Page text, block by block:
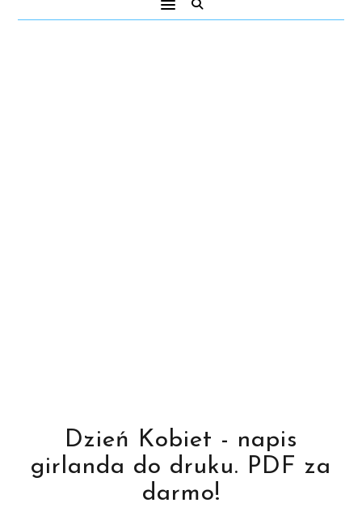
Dzień Kobiet - napis
girlanda do druku. PDF za
darmo!